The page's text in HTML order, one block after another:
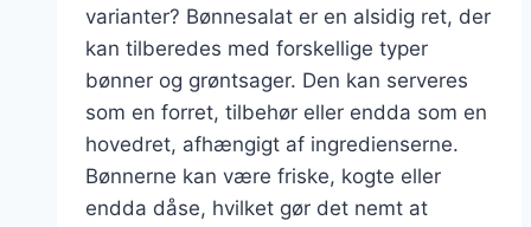
varianter? Bønnesalat er en alsidig ret, der
kan tilberedes med forskellige typer
bønner og grøntsager. Den kan serveres
som en forret, tilbehør eller endda som en
hovedret, afhængigt af ingredienserne.
Bønnerne kan være friske, kogte eller
endda dåse, hvilket gør det nemt at